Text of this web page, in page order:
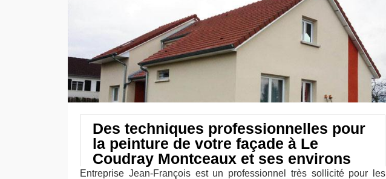
Des techniques professionnelles pour
la peinture de votre façade à Le
Coudray Montceaux et ses environs
Entreprise Jean-François est un professionnel très sollicité pour les